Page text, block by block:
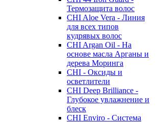
Термозащита волос
CHI Aloe Vera - Линия
для всех типов
кудрявых волос
CHI Argan Oil - На
основе масла Арганы и
дерева Моринга
CHI - Оксиды и
осветлители
CHI Deep Brilliance -
Глубокое увлажнение и
блеск
CHI Enviro - Система